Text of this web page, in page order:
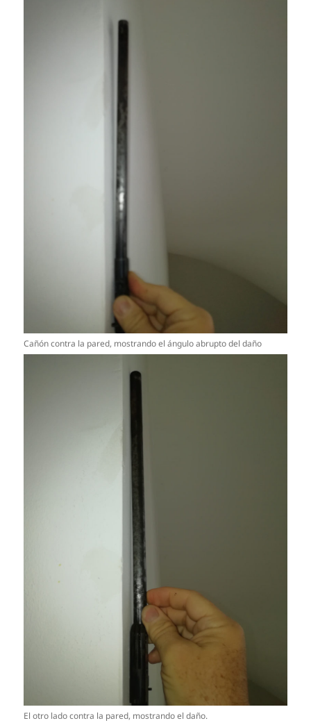
Cañón contra la pared, mostrando el ángulo abrupto del daño
El otro lado contra la pared, mostrando el daño.